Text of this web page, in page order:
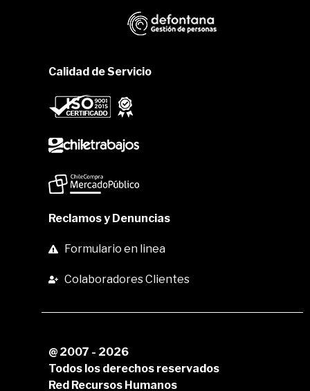
Calidad de Servicio
Reclamos y Denuncias
Formulario en linea
Colaboradores Clientes
@ 2007 - 2026
Todos los derechos reservados
Red Recursos Humanos